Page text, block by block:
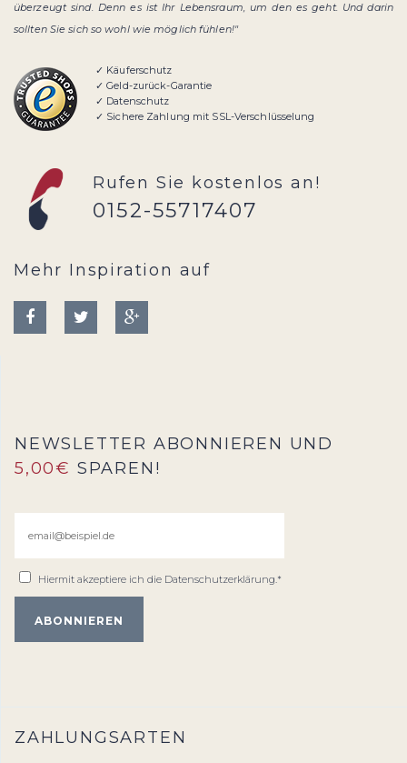
überzeugt sind. Denn es ist Ihr Lebensraum, um den es geht. Und darin
sollten Sie sich so wohl wie möglich fühlen!"
✓ Käuferschutz
✓ Geld-zurück-Garantie
✓ Datenschutz
✓ Sichere Zahlung mit SSL-Verschlüsselung
Rufen Sie kostenlos an!
0152-55717407
Mehr Inspiration auf
NEWSLETTER ABONNIEREN UND
5,00€ SPAREN!
Hiermit akzeptiere ich die Datenschutzerklärung.*
ZAHLUNGSARTEN